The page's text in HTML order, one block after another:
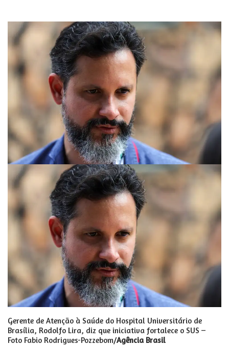
Gerente de Atenção à Saúde do Hospital Universitário de
Brasília, Rodolfo Lira, diz que iniciativa fortalece o SUS –
Foto Fabio Rodrigues-Pozzebom/Agência Brasil